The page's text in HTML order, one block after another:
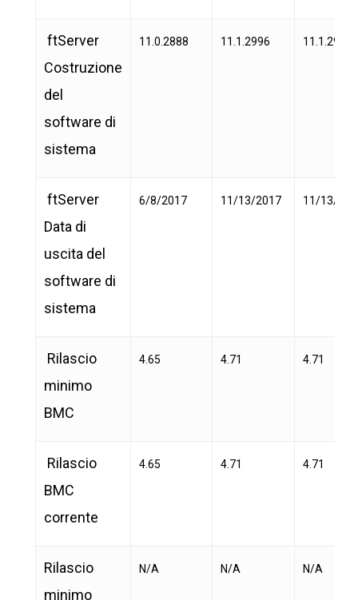
ftServer
Costruzione
del
software di
sistema
11.0.2888 11.1.2996 11.1.2996
ftServer
Data di
uscita del
software di
sistema
6/8/2017 11/13/2017 11/13/
Rilascio
minimo
BMC
4.65 4.71 4.71
Rilascio
BMC
corrente
4.65 4.71 4.71
Rilascio
minimo
N/A N/A N/A